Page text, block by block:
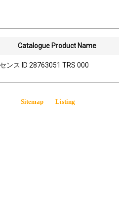
Catalogue Product Name
ンス ID 28763051 TRS 000
Sitemap Listing